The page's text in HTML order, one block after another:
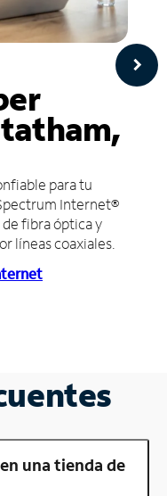
para tu
Internet®
fibra óptica y
líneas coaxiales.
una tienda de